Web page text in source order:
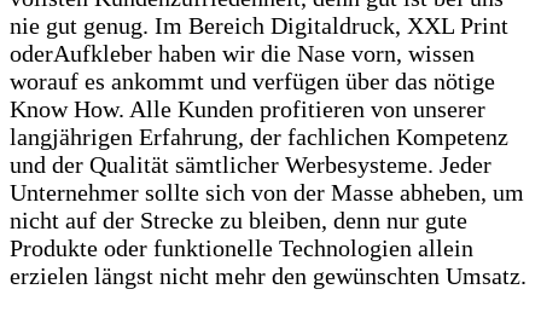
nie gut genug. Im Bereich Digitaldruck, XXL Print
oderAufkleber haben wir die Nase vorn, wissen
worauf es ankommt und verfügen über das nötige
Know How. Alle Kunden profitieren von unserer
langjährigen Erfahrung, der fachlichen Kompetenz
und der Qualität sämtlicher Werbesysteme. Jeder
Unternehmer sollte sich von der Masse abheben, um
nicht auf der Strecke zu bleiben, denn nur gute
Produkte oder funktionelle Technologien allein
erzielen längst nicht mehr den gewünschten Umsatz.